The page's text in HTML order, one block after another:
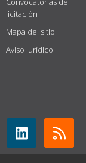
licitación
Mapa del sitio
Aviso jurídico